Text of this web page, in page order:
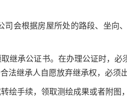
会根据房屋所处的路段、坐向
继承公证书。在办理公证时，
继承人自愿放弃继承权，必须
手续，领取测绘成果或者附图